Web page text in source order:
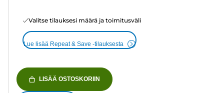
Valitse tilauksesi määrä ja toimitusväli
Lue lisää Repeat & Save -tilauksesta
LISÄÄ OSTOSKORIIN